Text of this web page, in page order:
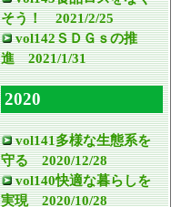
そう！ 2021/2/25
vol142ＳＤＧｓの推
進 2021/1/31
2020
vol141多様な生態系を
守る 2020/12/28
vol140快適な暮らしを
実現 2020/10/28